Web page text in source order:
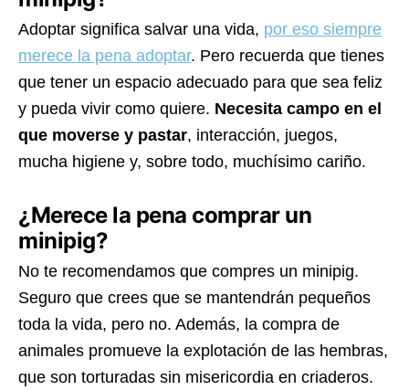
Adoptar significa salvar una vida, por eso siempre
merece la pena adoptar. Pero recuerda que tienes
que tener un espacio adecuado para que sea feliz
y pueda vivir como quiere. Necesita campo en el
que moverse y pastar, interacción, juegos,
mucha higiene y, sobre todo, muchísimo cariño.
¿Merece la pena comprar un
minipig?
No te recomendamos que compres un minipig.
Seguro que crees que se mantendrán pequeños
toda la vida, pero no. Además, la compra de
animales promueve la explotación de las hembras,
que son torturadas sin misericordia en criaderos.